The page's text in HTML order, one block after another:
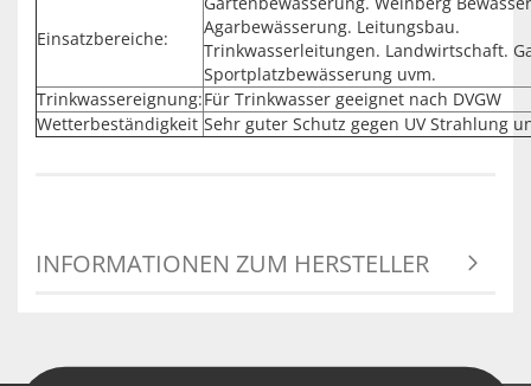
Einsatzbereiche:
Agarbewässerung. Leitungsbau.
Trinkwasserleitungen. Landwirtschaft.
Sportplatzbewässerung uvm.
Trinkwassereignung:Für Trinkwasser geeignet nach DVGW
Wetterbeständigkeit Sehr guter Schutz gegen UV Strahlung
INFORMATIONEN ZUM HERSTELLER